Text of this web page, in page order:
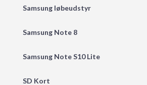
Samsung løbeudstyr
Samsung Note 8
Samsung Note S10 Lite
SD Kort